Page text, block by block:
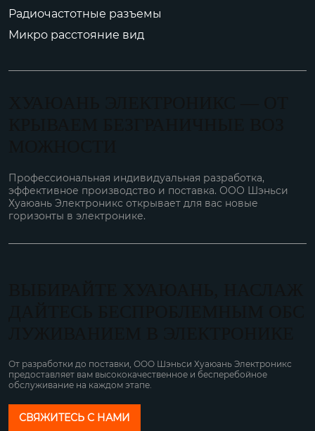
Радиочастотные разъемы
Микро расстояние вид
Профессиональная индивидуальная разработка,
эффективное производство и поставка. ООО Шэньси
Хуаюань Электроникс открывает для вас новые
горизонты в электронике.
От разработки до поставки, ООО Шэньси Хуаюань Электроникс
предоставляет вам высококачественное и бесперебойное
обслуживание на каждом этапе.
СВЯЖИТЕСЬ С НАМИ